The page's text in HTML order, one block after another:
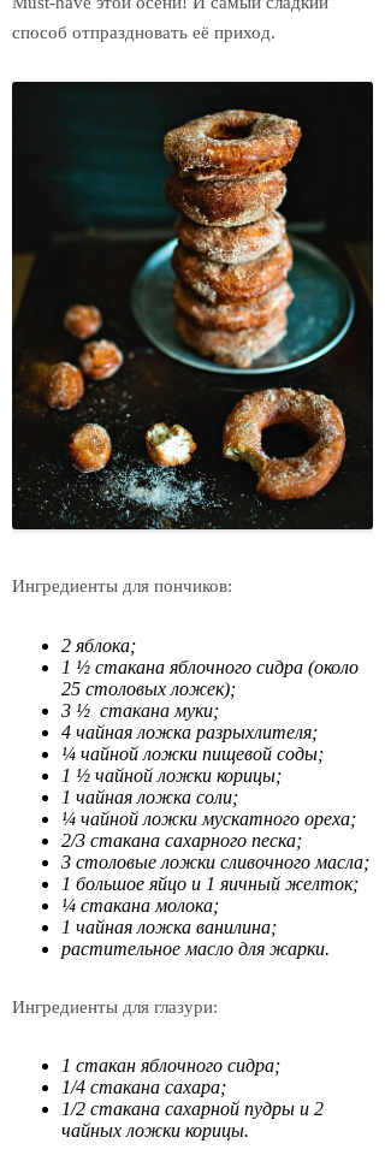
способ отпраздновать её приход.
Ингредиенты для пончиков:
2 яблока;
1 ½ стакана яблочного сидра (около
25 столовых ложек);
3 ½ стакана муки;
4 чайная ложка разрыхлителя;
¼ чайной ложки пищевой соды;
1 ½ чайной ложки корицы;
1 чайная ложка соли;
¼ чайной ложки мускатного ореха;
2/3 стакана сахарного песка;
3 столовые ложки сливочного масла;
1 большое яйцо и 1 яичный желток;
¼ стакана молока;
1 чайная ложка ванилина;
растительное масло для жарки.
Ингредиенты для глазури:
1 стакан яблочного сидра;
1/4 стакана сахара;
1/2 стакана сахарной пудры и 2
чайных ложки корицы.